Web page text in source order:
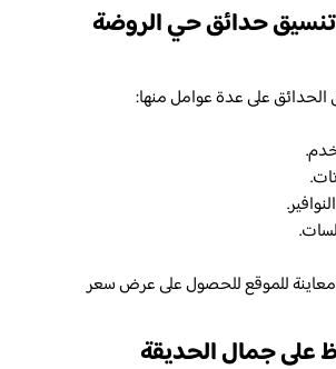
حدائق حي الروضة
الحدائق على عدة عوامل منها:
للموقع للحصول على عرض سعر
على جمال الحديقة